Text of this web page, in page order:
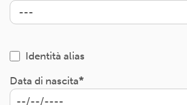
Identità alias
Data di nascita